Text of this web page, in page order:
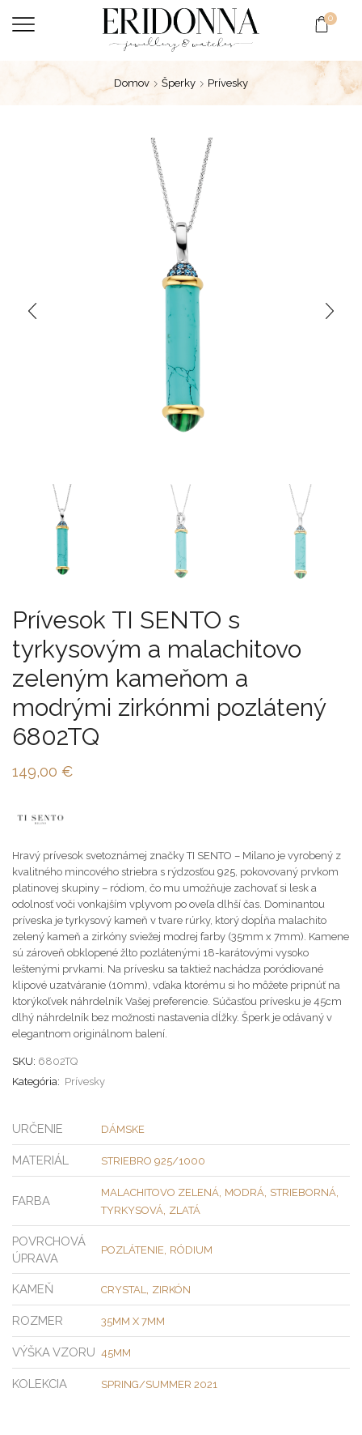
0
Domov Šperky Prívesky
Prívesok TI SENTO s
tyrkysovým a malachitovo
zeleným kameňom a
modrými zirkónmi pozlátený
6802TQ
149,00 €
Hravý prívesok svetoznámej značky TI SENTO – Milano je vyrobený z
kvalitného mincového striebra s rýdzosťou 925, pokovovaný prvkom
platinovej skupiny – ródiom, čo mu umožňuje zachovať si lesk a
odolnosť voči vonkajším vplyvom po oveľa dlhší čas. Dominantou
príveska je tyrkysový kameň v tvare rúrky, ktorý dopĺňa malachito
zelený kameň a zirkóny sviežej modrej farby (35mm x 7mm). Kamene
sú zároveň obklopené žlto pozlátenými 18-karátovými vysoko
leštenými prvkami. Na prívesku sa taktiež nachádza poródiované
klipové uzatváranie (10mm), vďaka ktorému si ho môžete pripnúť na
ktorýkoľvek náhrdelník Vašej preferencie. Súčasťou prívesku je 45cm
dlhý náhrdelník bez možnosti nastavenia dĺžky. Šperk je odávaný v
elegantnom originálnom balení.
SKU: 6802TQ
Kategória: Prívesky
URČENIE DÁMSKE
MATERIÁL STRIEBRO 925/1000
FARBA
MALACHITOVO ZELENÁ MODRÁ STRIEBORNÁ
TYRKYSOVÁ ZLATÁ
POVRCHOVÁ
ÚPRAVA
POZLÁTENIE RÓDIUM
KAMEŇ CRYSTAL ZIRKÓN
ROZMER 35MM X 7MM
VÝŠKA VZORU 45MM
KOLEKCIA SPRING/SUMMER 2021